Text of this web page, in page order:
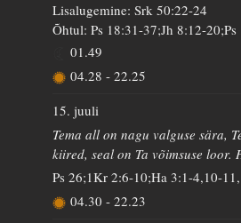
Lisalugemine: Srk 50:22-24
Õhtul: Ps 18:31-37;Jh 8:12-
01.49
04.28 - 22.25
15. juuli
Tema all on nagu valguse sära,
kiired, seal on Ta võimsuse loor.
Ps 26;1Kr 2:6-10;Ha 3:1-4,10-
04.30 - 22.23